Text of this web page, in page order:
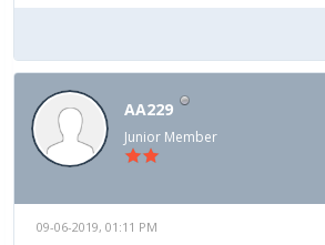
AA229
Junior Member
09-06-2019, 01:11 PM